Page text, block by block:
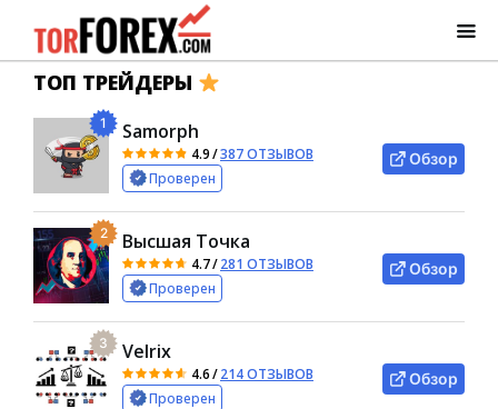
ТОП ТРЕЙДЕРЫ
1 Samorph
4.9/387 ОТЗЫВОВ
Проверен
Обзор
2 Высшая Точка
4.7/281 ОТЗЫВОВ
Проверен
Обзор
3 Velrix
4.6/214 ОТЗЫВОВ
Проверен
Обзор